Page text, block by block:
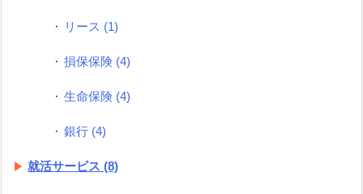
リース (1)
損保保険 (4)
生命保険 (4)
銀行 (4)
就活サービス (8)